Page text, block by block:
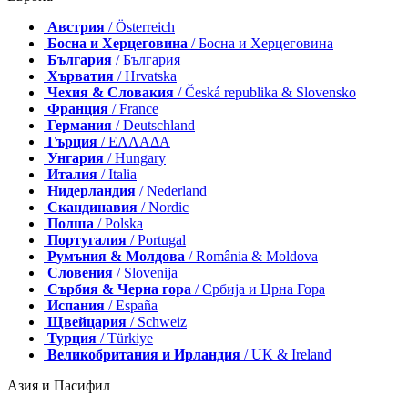
Австрия / Österreich
Босна и Херцеговина / Босна и Херцеговина
България / България
Хърватия / Hrvatska
Чехия & Словакия / Česká republika & Slovensko
Франция / France
Германия / Deutschland
Гърция / ΕΛΛΑΔΑ
Унгария / Hungary
Италия / Italia
Нидерландия / Nederland
Скандинавия / Nordic
Полша / Polska
Португалия / Portugal
Румъния & Молдова / România & Moldova
Словения / Slovenija
Сърбия & Черна гора / Србија и Црна Гора
Испания / España
Щвейцария / Schweiz
Турция / Türkiye
Великобритания и Ирландия / UK & Ireland
Азия и Пасифил